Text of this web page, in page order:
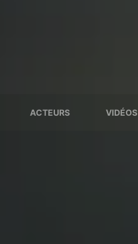
ACTEURS VIDÉOS